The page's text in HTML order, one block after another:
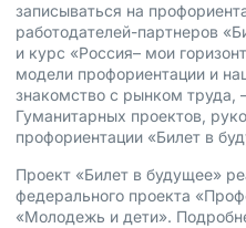
записываться на
работодателей-партнеров
и курс «Россия– мои
модели профориентации и
знакомство с рынком труда,
Гуманитарных проектов,
профориентации «Билет в
Проект «Билет в будущее»
федерального проекта
«Молодежь и дети».